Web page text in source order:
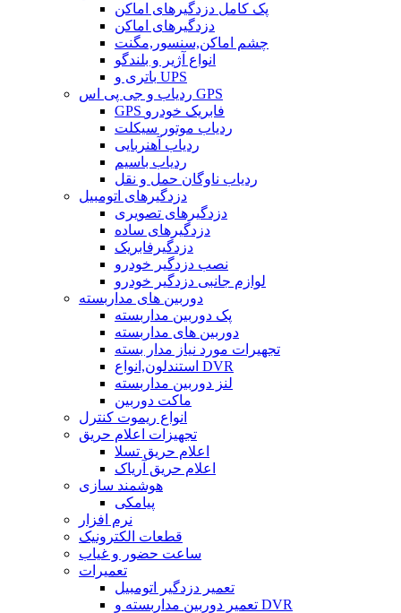
پک کامل دزدگیرهای اماکن
دزدگیرهای اماکن
چشم اماکن,سنسور,مگنت
انواع آژیر و بلندگو
باتری و UPS
ردیاب و جی پی اس GPS
GPS فابریک خودرو
ردیاب موتور سیکلت
ردیاب آهنربایی
ردیاب باسیم
ردیاب ناوگان حمل و نقل
دزدگیرهای اتومبیل
دزدگیرهای تصویری
دزدگیرهای ساده
دزدگیرفابریک
نصب دزدگیر خودرو
لوازم جانبی دزدگیر خودرو
دوربین های مداربسته
پک دوربین مداربسته
دوربین های مداربسته
تجهیرات مورد نیاز مدار بسته
استندلون,انواع DVR
لنز دوربین مداربسته
ماکت دوربین
انواع ریموت کنترل
تجهیزات اعلام حریق
اعلام حریق تسلا
اعلام حریق آریاک
هوشمند سازی
پیامکی
نرم افزار
قطعات الکترونیک
ساعت حضور و غیاب
تعمیرات
تعمیر دزدگیر اتومبیل
تعمیر دوربین مداربسته و DVR